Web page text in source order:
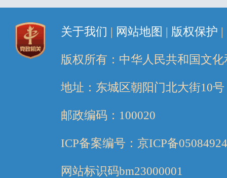
关于我们 | 网站地图 | 版权保护 |
版权所有：中华人民共和国文
地址：东城区朝阳门北大街10号
邮政编码：100020
ICP备案编号：京ICP备
网站标识码bm23000001